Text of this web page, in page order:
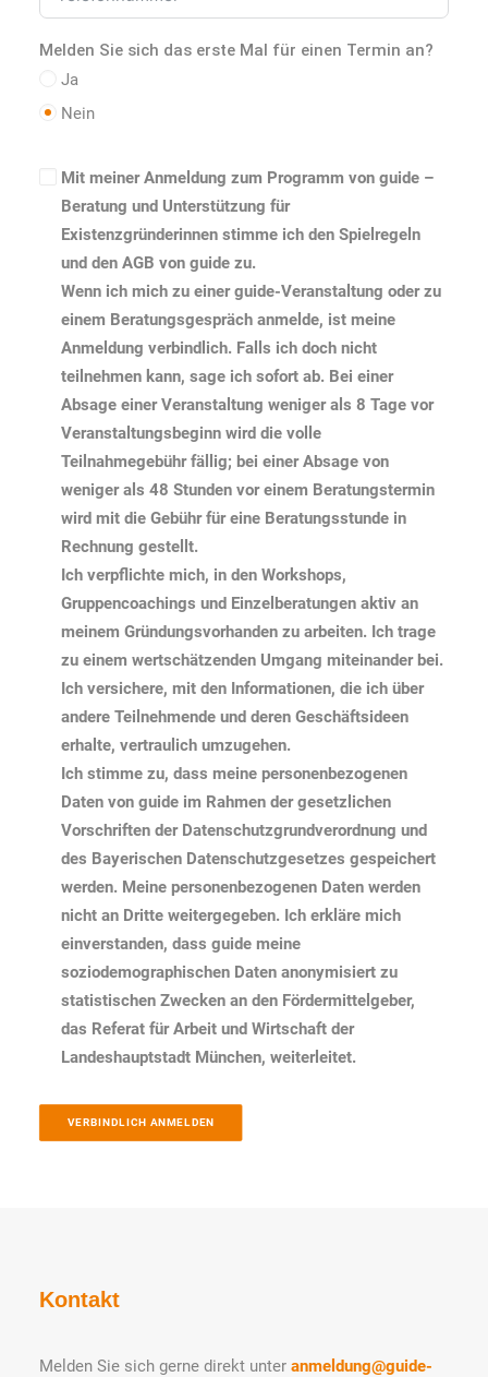
Melden Sie sich das erste Mal für einen Termin an?
Ja
Nein
Mit meiner Anmeldung zum Programm von guide –
Beratung und Unterstützung für
Existenzgründerinnen stimme ich den Spielregeln
und den AGB von guide zu.
Wenn ich mich zu einer guide-Veranstaltung oder zu
einem Beratungsgespräch anmelde, ist meine
Anmeldung verbindlich. Falls ich doch nicht
teilnehmen kann, sage ich sofort ab. Bei einer
Absage einer Veranstaltung weniger als 8 Tage vor
Veranstaltungsbeginn wird die volle
Teilnahmegebühr fällig; bei einer Absage von
weniger als 48 Stunden vor einem Beratungstermin
wird mit die Gebühr für eine Beratungsstunde in
Rechnung gestellt.
Ich verpflichte mich, in den Workshops,
Gruppencoachings und Einzelberatungen aktiv an
meinem Gründungsvorhanden zu arbeiten. Ich trage
zu einem wertschätzenden Umgang miteinander bei.
Ich versichere, mit den Informationen, die ich über
andere Teilnehmende und deren Geschäftsideen
erhalte, vertraulich umzugehen.
Ich stimme zu, dass meine personenbezogenen
Daten von guide im Rahmen der gesetzlichen
Vorschriften der Datenschutzgrundverordnung und
des Bayerischen Datenschutzgesetzes gespeichert
werden. Meine personenbezogenen Daten werden
nicht an Dritte weitergegeben. Ich erkläre mich
einverstanden, dass guide meine
soziodemographischen Daten anonymisiert zu
statistischen Zwecken an den Fördermittelgeber,
das Referat für Arbeit und Wirtschaft der
Landeshauptstadt München, weiterleitet.
VERBINDLICH ANMELDEN
Kontakt
Melden Sie sich gerne direkt unter anmeldung@guide-